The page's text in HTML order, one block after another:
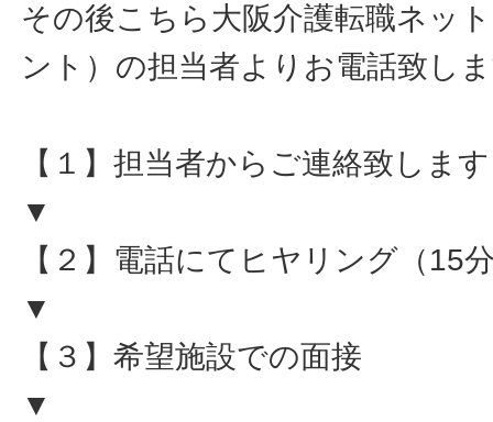
その後こちら大阪介護転職ネッ
ント）の担当者よりお電話致し
【１】担当者からご連絡致します
▼
【２】電話にてヒヤリング（15
▼
【３】希望施設での面接
▼